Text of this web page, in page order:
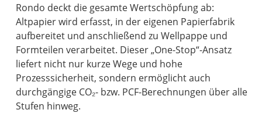
Rondo deckt die gesamte Wertschöpfung ab:
Altpapier wird erfasst, in der eigenen Papierfabrik
aufbereitet und anschließend zu Wellpappe und
Formteilen verarbeitet. Dieser „One-Stop“-Ansatz
liefert nicht nur kurze Wege und hohe
Prozesssicherheit, sondern ermöglicht auch
durchgängige CO₂- bzw. PCF-Berechnungen über alle
Stufen hinweg.